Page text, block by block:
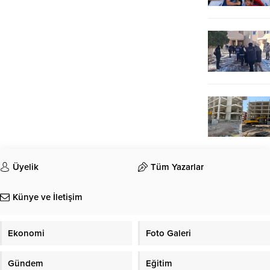
Üyelik Tüm Yazarlar
Künye ve İletişim
Ekonomi Foto Galeri
Gündem Eğitim